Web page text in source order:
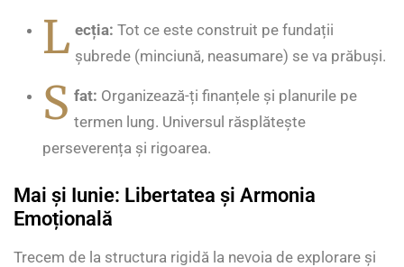
L ecția: Tot ce este construit pe fundații
șubrede (minciună, neasumare) se va prăbuși.
S fat: Organizează-ți finanțele și planurile pe
termen lung. Universul răsplătește
perseverența și rigoarea.
Mai și Iunie: Libertatea și Armonia
Emoțională
Trecem de la structura rigidă la nevoia de explorare și